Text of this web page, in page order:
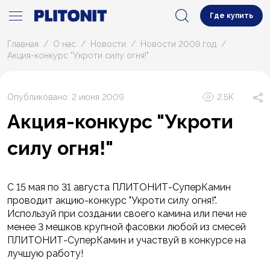
Где купить
Главная О нас Новости
Новости 2009 год
Акция-конкурс "Укроти силу огня!"
Опубликовано: 2 июня 2009 2.5К
Акция-конкурс "Укроти
силу огня!"
С 15 мая по 31 августа ПЛИТОНИТ-СуперКамин
проводит акцию-конкурс "Укроти силу огня!".
Используй при создании своего камина или печи не
менее 3 мешков крупной фасовки любой из смесей
ПЛИТОНИТ-СуперКамин и участвуй в конкурсе на
лучшую работу!